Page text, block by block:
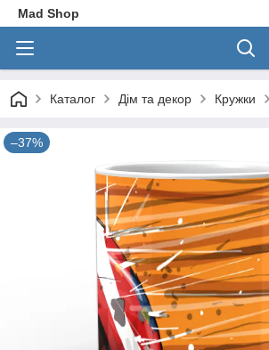
Mad Shop
Каталог Дім та декор Кружки
–37%